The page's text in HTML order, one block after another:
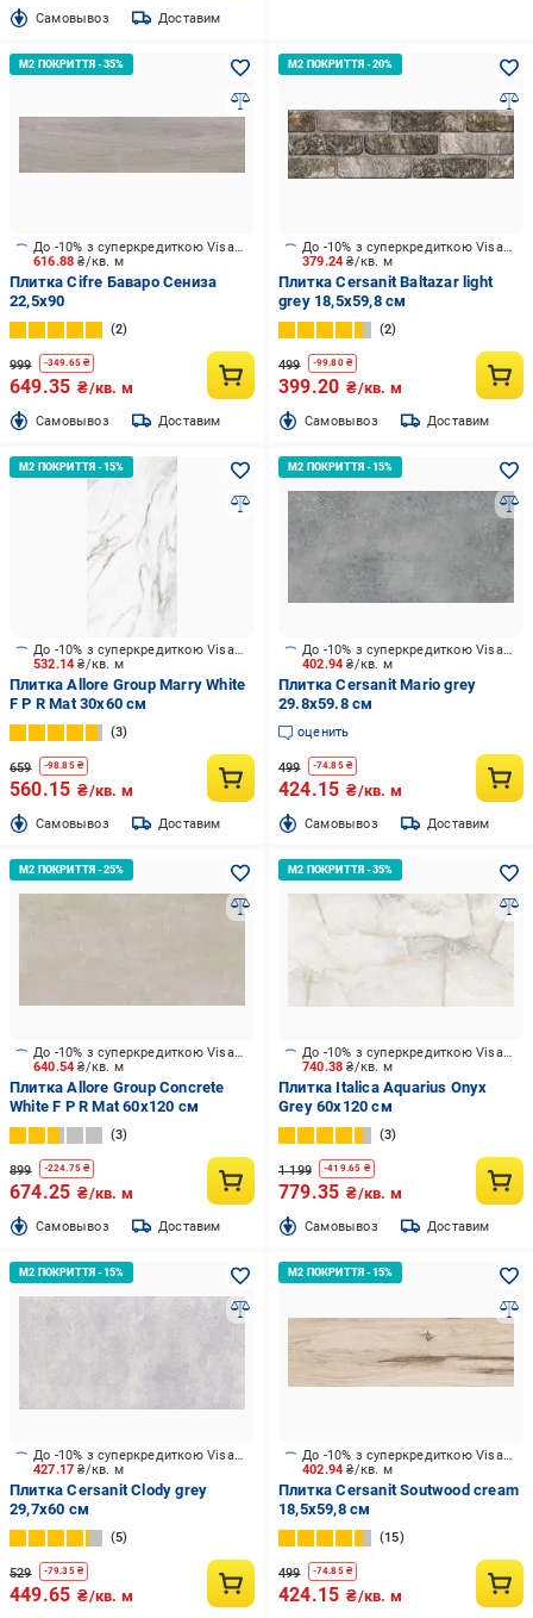
Cамовывоз Доставим
616.88₴/кв. м
До -10% з суперкредиткою Visa Вигода
Плитка Cifre Баваро Сениза
22,5x90
2
999 -349.65 ₴
649.35 ₴/кв. м
Cамовывоз Доставим
379.24₴/кв. м
До -10% з суперкредиткою Visa Вигода
Плитка Cersanit Baltazar light
grey 18,5x59,8 см
2
499 -99.80₴
399.20 ₴/кв. м
Cамовывоз Доставим
532.14₴/кв. м
До -10% з суперкредиткою Visa Вигода
Плитка Allore Group Marry White
F P R Mat 30x60 см
3
659 -98.85₴
560.15 ₴/кв. м
Cамовывоз Доставим
402.94₴/кв. м
До -10% з суперкредиткою Visa Вигода
Плитка Cersanit Mario grey
29.8x59.8 см
оценить
499 -74.85₴
424.15 ₴/кв. м
Cамовывоз Доставим
640.54₴/кв. м
До -10% з суперкредиткою Visa Вигода
Плитка Allore Group Concrete
White F P R Mat 60x120 см
3
899 -224.75 ₴
674.25 ₴/кв. м
Cамовывоз Доставим
740.38₴/кв. м
До -10% з суперкредиткою Visa Вигода
Плитка Italica Aquarius Onyx
Grey 60x120 см
3
1 199 -419.65 ₴
779.35 ₴/кв. м
Cамовывоз Доставим
427.17₴/кв. м
До -10% з суперкредиткою Visa Вигода
Плитка Cersanit Clody grey
29,7x60 см
5
529 -79.35₴
449.65 ₴/кв. м
402.94₴/кв. м
До -10% з суперкредиткою Visa Вигода
Плитка Cersanit Soutwood cream
18,5x59,8 см
15
499 -74.85₴
424.15 ₴/кв. м